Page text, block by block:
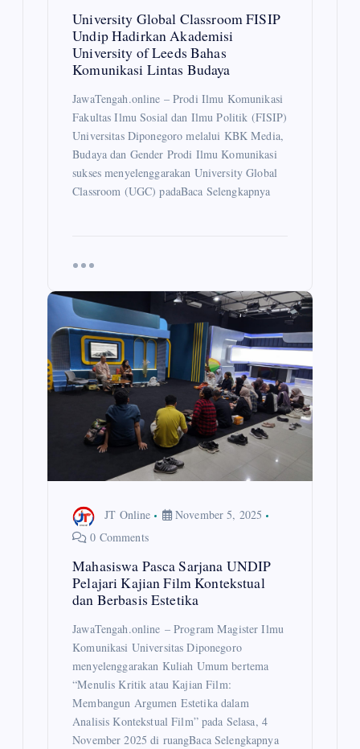
University Global Classroom FISIP
Undip Hadirkan Akademisi
University of Leeds Bahas
Komunikasi Lintas Budaya
JawaTengah.online – Prodi Ilmu Komunikasi
Fakultas Ilmu Sosial dan Ilmu Politik (FISIP)
Universitas Diponegoro melalui KBK Media,
Budaya dan Gender Prodi Ilmu Komunikasi
sukses menyelenggarakan University Global
Classroom (UGC) padaBaca Selengkapnya
JT Online
November 5, 2025
0 Comments
Mahasiswa Pasca Sarjana UNDIP
Pelajari Kajian Film Kontekstual
dan Berbasis Estetika
JawaTengah.online – Program Magister Ilmu
Komunikasi Universitas Diponegoro
menyelenggarakan Kuliah Umum bertema
“Menulis Kritik atau Kajian Film:
Membangun Argumen Estetika dalam
Analisis Kontekstual Film” pada Selasa, 4
November 2025 di ruangBaca Selengkapnya